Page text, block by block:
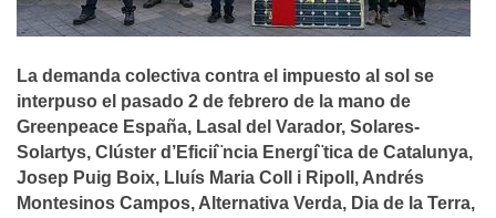
La demanda colectiva contra el impuesto al sol se
interpuso el pasado 2 de febrero de la mano de
Greenpeace España, Lasal del Varador, Solares-
Solartys, Clúster d’Eficií¨ncia Energí¨tica de Catalunya,
Josep Puig Boix, Lluí­s Maria Coll i Ripoll, Andrés
Montesinos Campos, Alternativa Verda, Dia de la Terra,